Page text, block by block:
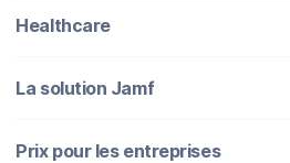
Healthcare
La solution Jamf
Prix pour les entreprises